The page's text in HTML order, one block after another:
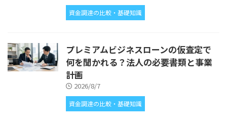
資金調達の比較・基礎知識
プレミアムビジネスローンの仮査定で
何を聞かれる？法人の必要書類と事業
計画
2026/8/7
資金調達の比較・基礎知識